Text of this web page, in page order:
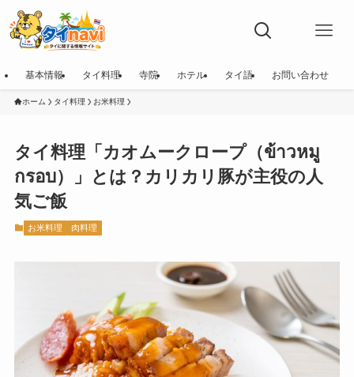
基本情報 タイ料理 寺院 ホテル タイ語 お問い合わせ
ホーム タイ料理 お米料理
タイ料理「カオムークロープ（ข้าวหมู
กรอบ）」とは？カリカリ豚が主役の人
気ご飯
お米料理 肉料理